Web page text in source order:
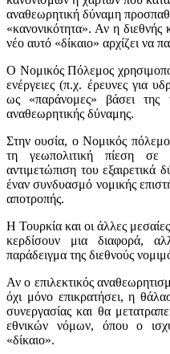
αναθεωρητική δύναμη
«κανονικότητα». Αν η διεθνής
νέο αυτό «δίκαιο» αρχίζει να
Ο Νομικός Πόλεμος
ενέργειες (π.χ. έρευνες για
ως «παράνομες» βάσει της
αναθεωρητικής δύναμης.
Στην ουσία, ο Νομικός
τη γεωπολιτική πίεση σε
αντιμετώπιση του
έναν συνδυασμό νομικής
αποτροπής.
Η Τουρκία και οι άλλες
κερδίσουν μια διαφορά,
παράδειγμα της διεθνούς
Αν ο επιλεκτικός
όχι μόνο επικρατήσει, η
συνεργασίας και θα
εθνικών νόμων, όπου ο
«δίκαιο».